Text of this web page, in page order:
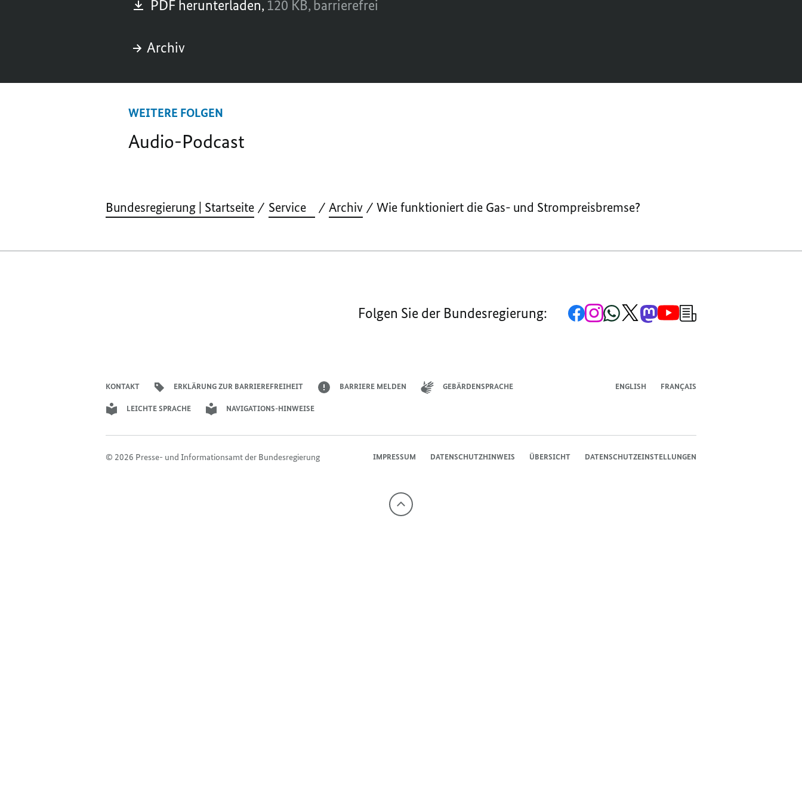
PDF herunterladen, 120 KB, barrierefrei
Archiv
WEITERE FOLGEN
Audio-Podcast
Bundesregierung | Startseite Service Archiv Wie funktioniert die Gas- und Strompreisbremse?
Folgen Sie der Bundesregierung:
Zur
Facebook-
Zum
Instagram-
Zum
WhatsApp-
Zum
X-
Zum
Mastodon-
Zum
YouTube-Anmeldung
KONTAKT ERKLÄRUNG ZUR BARRIEREFREIHEIT BARRIERE MELDEN GEBÄRDENSPRACHE
LEICHTE SPRACHE NAVIGATIONS-HINWEISE
ENGLISH FRANÇAIS
© 2026 Presse- und Informationsamt der Bundesregierung IMPRESSUM DATENSCHUTZHINWEIS ÜBERSICHT DATENSCHUTZEINSTELLUNGEN
Nach
oben